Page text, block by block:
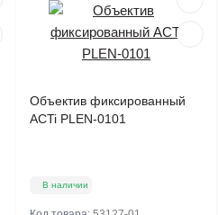
Объектив фиксированный
ACTi PLEN-0101
В наличии